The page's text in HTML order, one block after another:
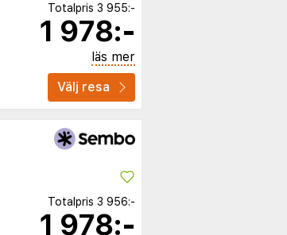
Totalpris 3 955:-
1 978:-
läs mer
Välj resa
Totalpris 3 956:-
1 978:-